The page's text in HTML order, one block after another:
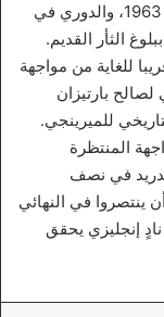
لمانشستر يونايتد، استطاع الفوز بكأس الاتحاد 1963، والدوري في
قريبا للغاية من مواجهة
بارتيزان
للميرينجي.
المنتظرة
مدريد في نصف
وتعادلوا إيابا (3-3)، قبل أن ينتصروا في النهائي
نادٍ إنجليزي يحقق